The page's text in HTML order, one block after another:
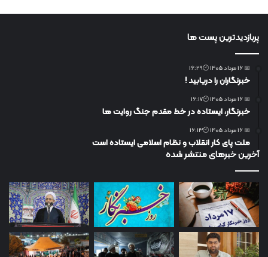
پربازدیدترین پست ها
📅 16 مرداد 1405 🕙16:29
خبرنگاران را دریابید !
📅 16 مرداد 1405 🕙16:17
خبرنگار، ایستاده در خط مقدم جنگ روایت ها
📅 16 مرداد 1405 🕙16:13
ملت پای کار انقلاب و نظام اسلامی ایستاده است
آخرین خبرهای منتشر شده